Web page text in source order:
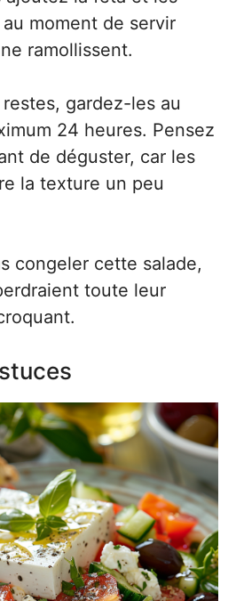
moment de servir
ramollissent.
gardez-les au
24 heures. Pensez
de déguster, car les
la texture un peu
congeler cette salade,
toute leur